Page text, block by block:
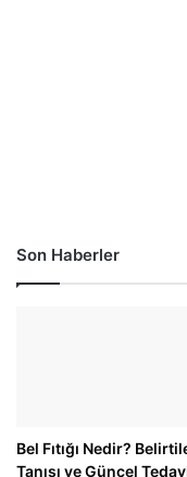
Son Haberler
Bel Fıtığı Nedir?
Tanısı ve Güncel